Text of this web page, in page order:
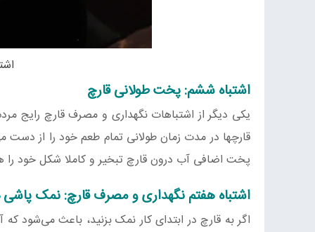
اشتباه ششم: پخت طولانی قارچ
یکی دیگر از اشتباهات نگهداری و مصرف قارچ رایج
قارچها در مدت زمان طولانی تمام طعم خود را از
پخت اضافی آب درون قارچ تبخیر و کاملا شکل خود
اشتباه هفتم نگهداری و مصرف قارچ: نمک
اگر به قارچ در ابتدای کار نمک بزنید، باعث می‌شود